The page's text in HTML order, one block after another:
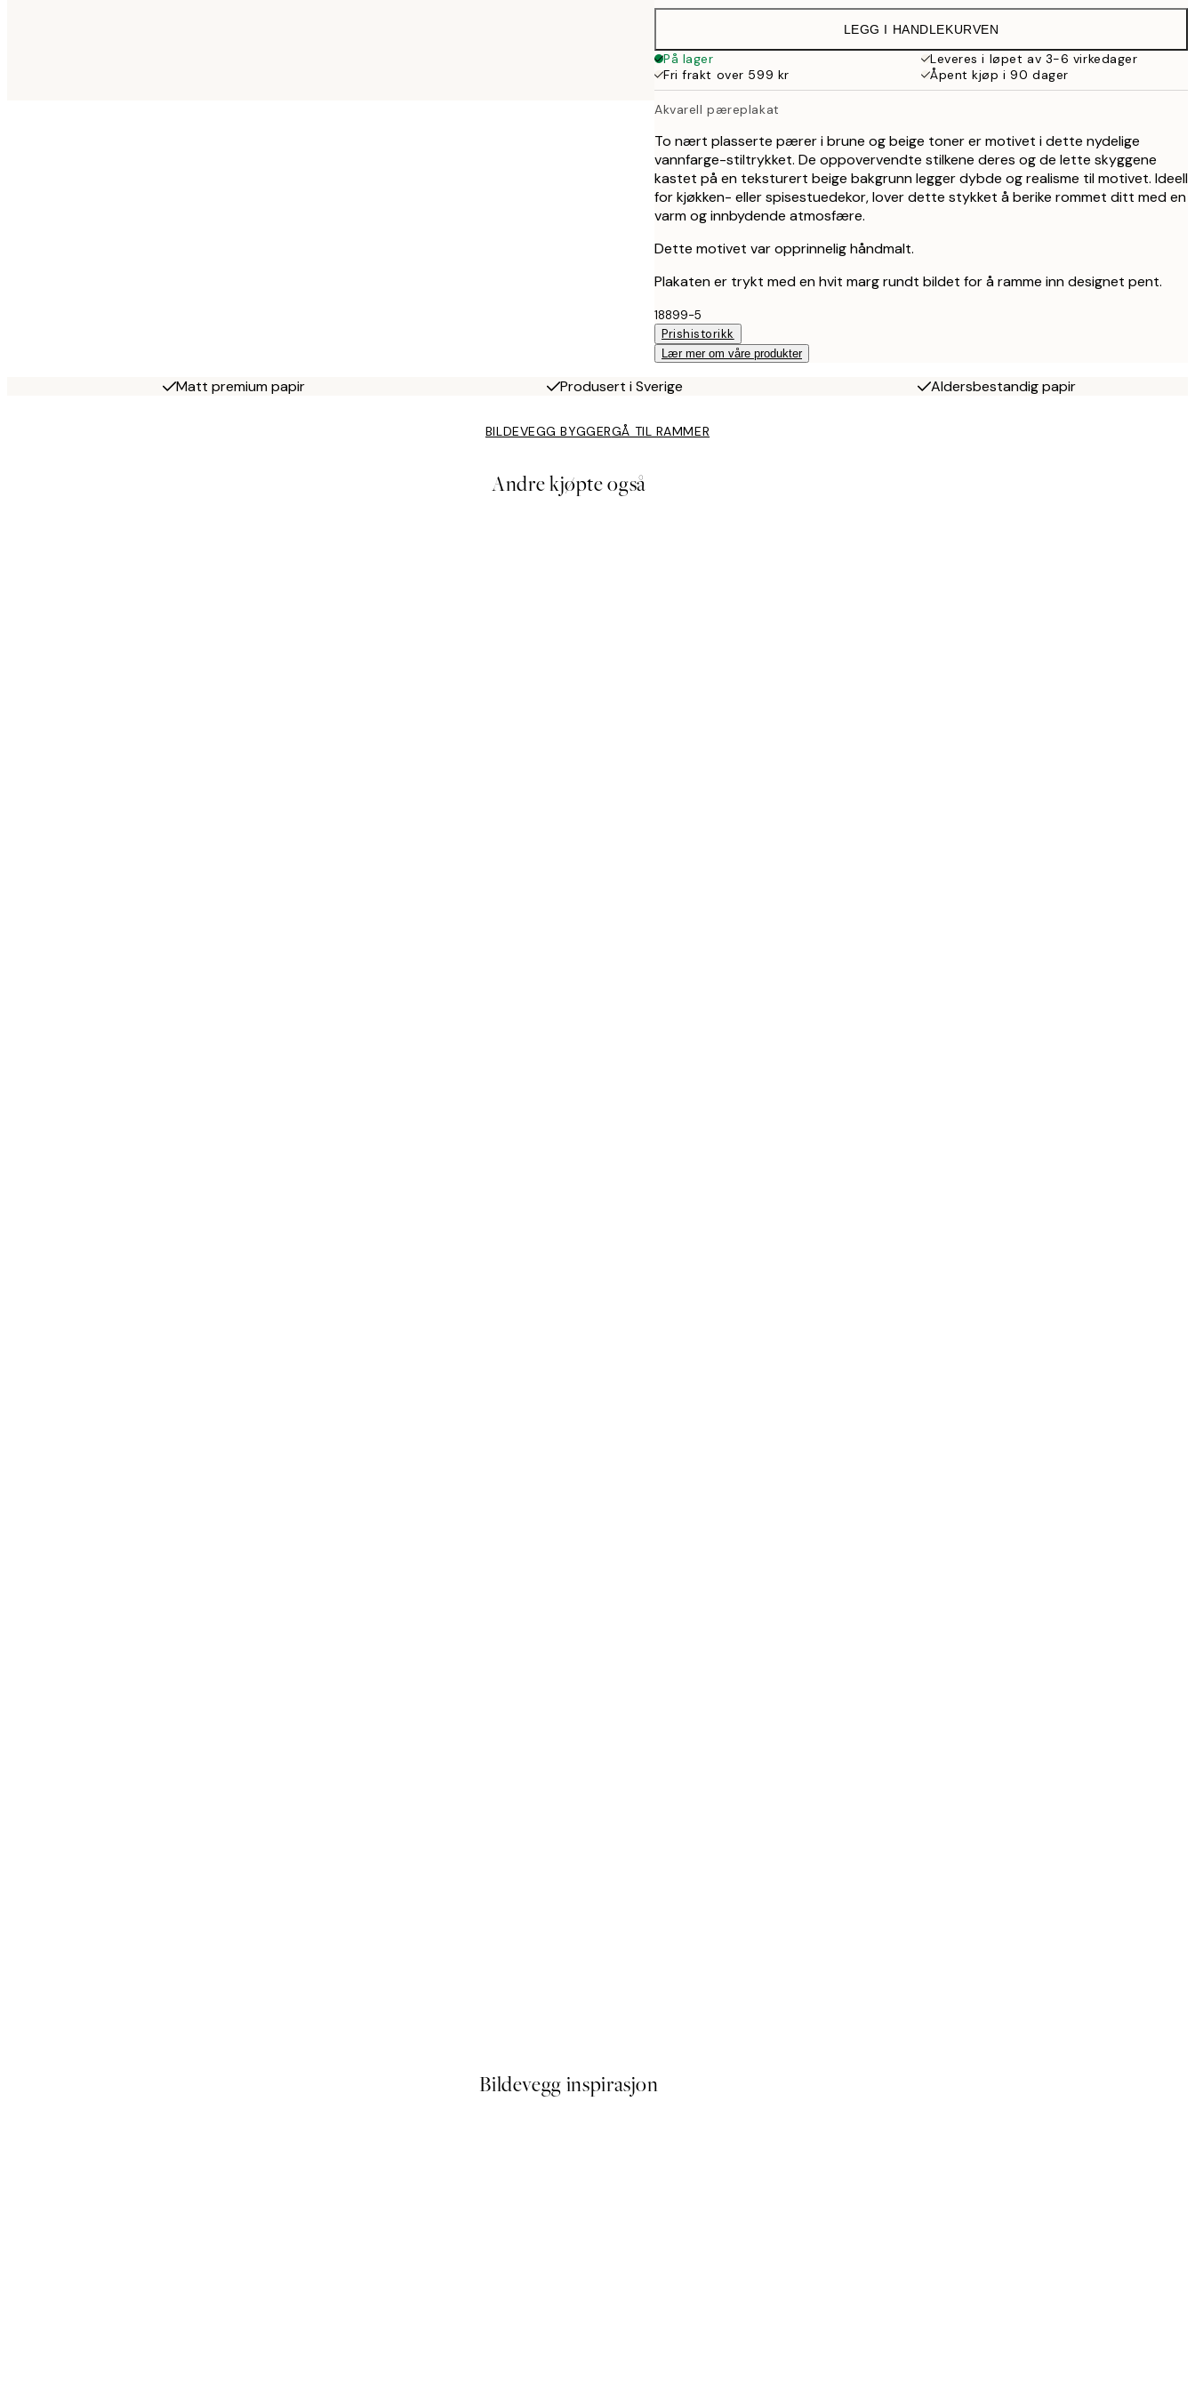
309 kr
LEGG I HANDLEKURVEN
På lager
Leveres i løpet av 3-6 virkedager
Fri frakt over 599 kr
Åpent kjøp i 90 dager
Akvarell pæreplakat
To nært plasserte pærer i brune og beige toner er motivet i dette nydelige
vannfarge-stiltrykket. De oppovervendte stilkene deres og de lette skyggene
kastet på en teksturert beige bakgrunn legger dybde og realisme til motivet. Ideell
for kjøkken- eller spisestuedekor, lover dette stykket å berike rommet ditt med en
varm og innbydende atmosfære.
Dette motivet var opprinnelig håndmalt.
Plakaten er trykt med en hvit marg rundt bildet for å ramme inn designet pent.
18899-5
Prishistorikk
Lær mer om våre produkter
Matt premium papir Produsert i Sverige Aldersbestandig papir
BILDEVEGG BYGGERGÅ TIL RAMMER
Andre kjøpte også
Bildevegg inspirasjon